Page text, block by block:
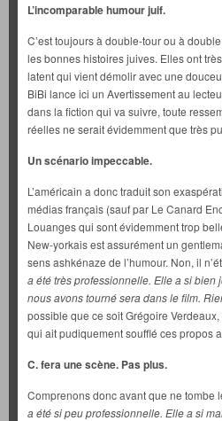
L’incomparable humour juif.
C’est toujours à double-tour ou à
les bonnes histoires juives. Elles ont
latent qui vient démolir avec une
BiBi lance ici un Avertissement au
dans la fiction qui va suivre, toute
réelles ne serait évidemment que très
Un scénario impeccable.
L’américain a donc traduit son
médias français (sauf par Le Canard
Louanges qui sont évidemment trop
New-yorkais est assurément un
sens ashkénaze de l’humour. Non, il
a été très professionnelle. Elle a si bien
nous avons tourné sera dans le film.
possible que ce soit Grégoire Verdeaux,
qui ait pudiquement soufflé ces propos
C. fera une scène. Pas plus.
Comprenons donc avant que ne tombe
a été si peu professionnelle. Elle a si